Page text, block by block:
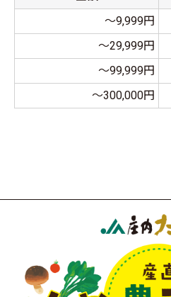
～9,999円
～29,999円
～99,999円
～300,000円